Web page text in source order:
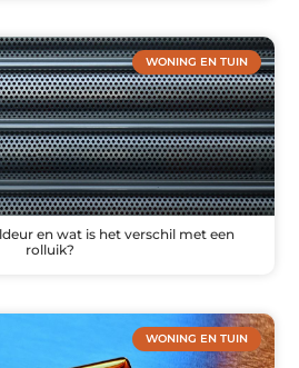
WONING EN TUIN
en wat is het verschil met een
rolluik?
WONING EN TUIN